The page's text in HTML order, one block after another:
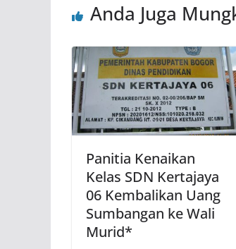
Anda Juga
Panitia Kenaikan
Kelas SDN Kertajaya
06 Kembalikan Uang
Sumbangan ke Wali
Murid*